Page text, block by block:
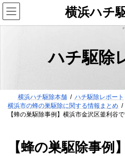
コ
ン
テ
ッ
ナ
ビ
ゲ
移
横浜ハチ
ハチ駆除
横浜ハチ駆除本舗
ハチ駆除レポート
横浜市の蜂の巣駆除に関する情報まとめ
【蜂の巣駆除事例】横浜市金沢区釜利谷
【蜂の巣駆除事例